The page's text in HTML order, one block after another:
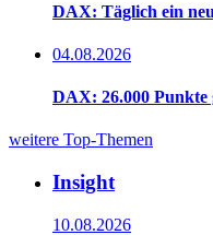
DAX: Täglich ein
04.08.2026
DAX: 26.000 Punkte
weitere Top-Themen
Insight
10.08.2026